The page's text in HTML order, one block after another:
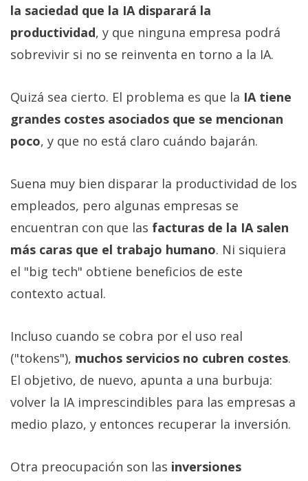
la saciedad que la IA disparará la
productividad, y que ninguna empresa podrá
sobrevivir si no se reinventa en torno a la IA.
Quizá sea cierto. El problema es que la IA tiene
grandes costes asociados que se mencionan
poco, y que no está claro cuándo bajarán.
Suena muy bien disparar la productividad de los
empleados, pero algunas empresas se
encuentran con que las facturas de la IA salen
más caras que el trabajo humano. Ni siquiera
el "big tech" obtiene beneficios de este
contexto actual.
Incluso cuando se cobra por el uso real
("tokens"), muchos servicios no cubren costes.
El objetivo, de nuevo, apunta a una burbuja:
volver la IA imprescindibles para las empresas a
medio plazo, y entonces recuperar la inversión.
Otra preocupación son las inversiones